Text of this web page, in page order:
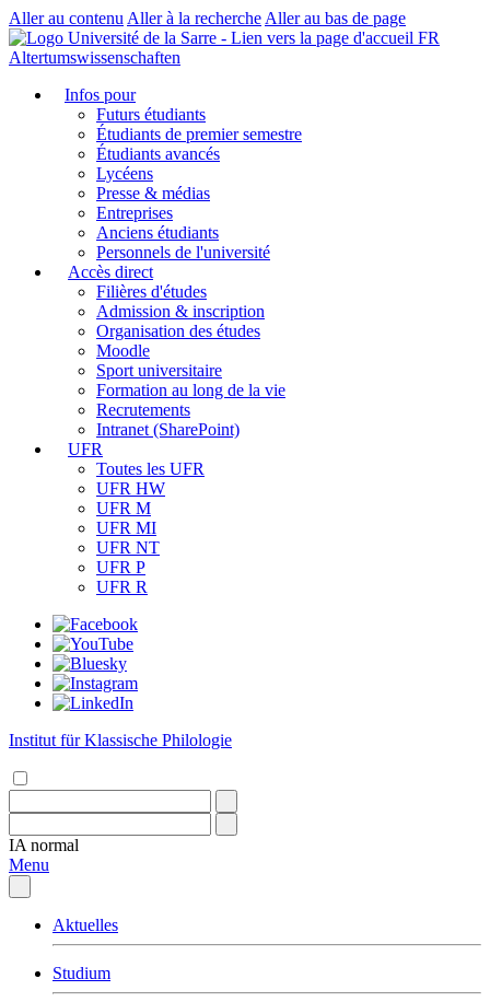
Aller au contenu Aller à la recherche Aller au bas de page
FR
Altertumswissenschaften
Infos pour
Futurs étudiants
Étudiants de premier semestre
Étudiants avancés
Lycéens
Presse & médias
Entreprises
Anciens étudiants
Personnels de l'université
Accès direct
Filières d'études
Admission & inscription
Organisation des études
Moodle
Sport universitaire
Formation au long de la vie
Recrutements
Intranet (SharePoint)
UFR
Toutes les UFR
UFR HW
UFR M
UFR MI
UFR NT
UFR P
UFR R
Institut für Klassische Philologie
IA normal
Menu
Aktuelles
Studium